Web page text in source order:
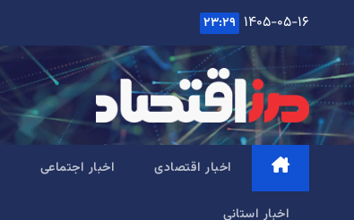
content
۱۴۰۵-۰۵-۱۶ ۲۳:۲۹
اخبار اقتصادی اخبار اجتماعی
اخبار استانی